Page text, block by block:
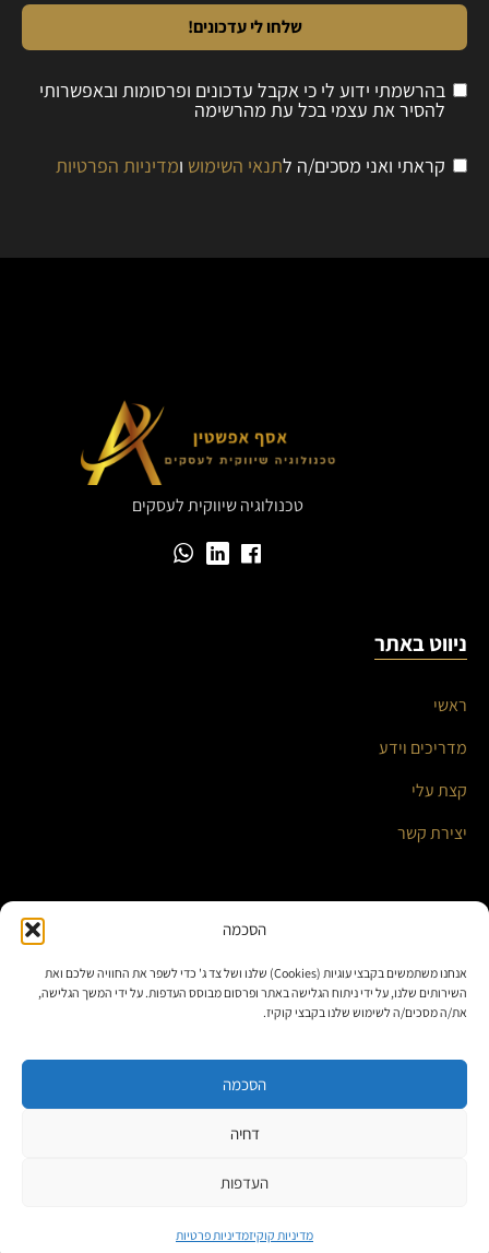
הסכמה
אנחנו משתמשים בקבצי עוגיות (Cookies) שלנו ושל צד ג' כדי לשפר את החוויה שלכם ואת
השירותים שלנו, על ידי ניתוח הגלישה באתר ופרסום מבוסס העדפות. על ידי המשך הגלישה,
את/ה מסכים/ה לשימוש שלנו בקבצי קוקיז.
הסכמה
דחיה
העדפות
מדיניות קוקיזמדיניות פרטיות
שלחו לי עדכונים!
בהרשמתי ידוע לי כי אקבל עדכונים ופרסומות ובאפשרותי
להסיר את עצמי בכל עת מהרשימה
קראתי ואני מסכים/ה לתנאי השימוש ומדיניות הפרטיות
טכנולוגיה שיווקית לעסקים
ניווט באתר
ראשי
מדריכים וידע
קצת עלי
יצירת קשר
אוטומציה עסקית ואינטגרציות חכמות
בניית אתרים ומערכות תוכן
פתרונות לאתרי וורדפרס
מדיניות פרטיות|מדיניות קוקיז